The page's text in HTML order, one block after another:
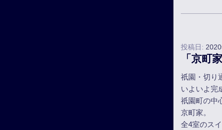
投稿日:
「京町
祇園・切り
いよいよ完
祇園町の中
京町家。
全4室のス